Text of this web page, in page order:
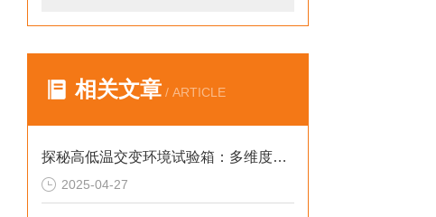
相关文章 / ARTICLE
探秘高低温交变环境试验箱：多维度解析
2025-04-27